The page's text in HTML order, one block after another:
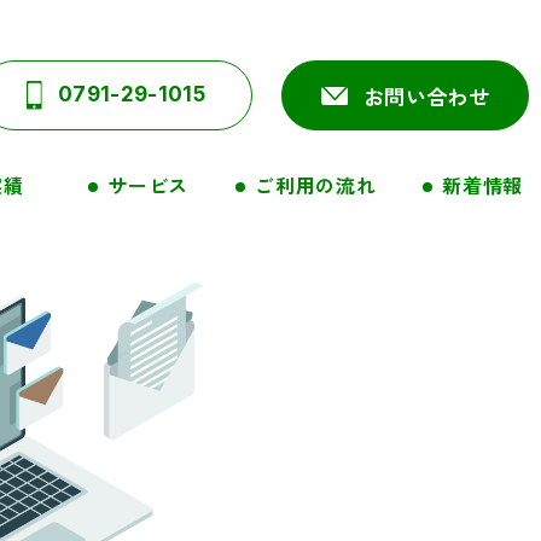
サービス ご利用の流れ 新着情報
0791-29-1015 お問い合わせ